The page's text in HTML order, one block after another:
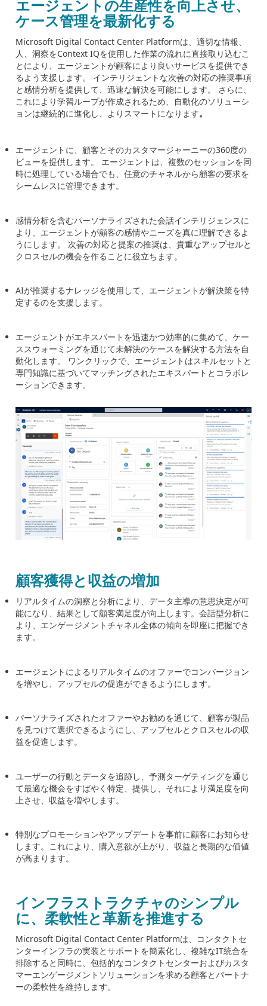
エージェントの生産性を向上させ、
ケース管理を最新化する
Microsoft Digital Contact Center Platformは、適切な情報、
人、洞察をContext IQを使用した作業の流れに直接取り込むこ
とにより、エージェントが顧客により良いサービスを提供でき
るよう支援します。 インテリジェントな次善の対応の推奨事項
と感情分析を提供して、迅速な解決を可能にします。 さらに、
これにより学習ループが作成されるため、自動化のソリューシ
ョンは継続的に進化し、よりスマートになります。
エージェントに、顧客とそのカスタマージャーニーの360度の
ビューを提供します。 エージェントは、複数のセッションを同
時に処理している場合でも、任意のチャネルから顧客の要求を
シームレスに管理できます。
感情分析を含むパーソナライズされた会話インテリジェンスに
より、エージェントが顧客の感情やニーズを真に理解できるよ
うにします。 次善の対応と提案の推奨は、貴重なアップセルと
クロスセルの機会を作ることに役立ちます。
AIが推奨するナレッジを使用して、エージェントが解決策を特
定するのを支援します。
エージェントがエキスパートを迅速かつ効率的に集めて、ケー
ススウォーミングを通じて未解決のケースを解決する方法を自
動化します。 ワンクリックで、エージェントはスキルセットと
専門知識に基づいてマッチングされたエキスパートとコラボレ
ーションできます。
顧客獲得と収益の増加
リアルタイムの洞察と分析により、データ主導の意思決定が可
能になり、結果として顧客満足度が向上します。会話型分析に
より、エンゲージメントチャネル全体の傾向を即座に把握でき
ます。
エージェントによるリアルタイムのオファーでコンバージョン
を増やし、アップセルの促進ができるようにします。
パーソナライズされたオファーやお勧めを通じて、顧客が製品
を見つけて選択できるようにし、アップセルとクロスセルの収
益を促進します。
ユーザーの行動とデータを追跡し、予測ターゲティングを通じ
て最適な機会をすばやく特定、提供し、それにより満足度を向
上させ、収益を増やします。
特別なプロモーションやアップデートを事前に顧客にお知らせ
します。これにより、購入意欲が上がり、収益と長期的な価値
が高まります。
インフラストラクチャのシンプル
に、柔軟性と革新を推進する
Microsoft Digital Contact Center Platformは、コンタクトセ
ンターインフラの実装とサポートを簡素化し、複雑なIT統合を
排除すると同時に、包括的なコンタクトセンターおよびカスタ
マーエンゲージメントソリューションを求める顧客とパートナ
ーの柔軟性を維持します。